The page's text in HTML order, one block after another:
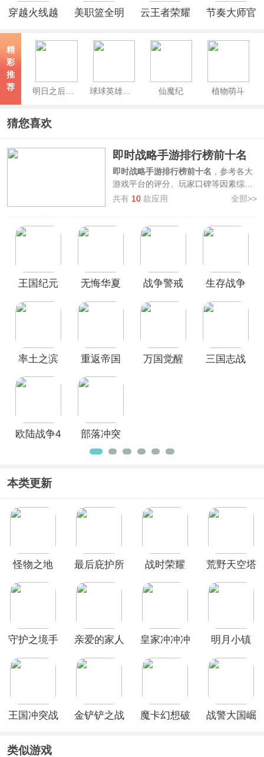
穿越火线越
美职篮全明
游
云王者荣耀
节奏大师官
精
彩
推
荐
明日之后官方正版 球球英雄官方版 仙魔纪 植物萌斗
猜您喜欢
即时战略手游排行榜前十名
即时战略手游排行榜前十名 ，参考各大
游戏平台的评分、玩家口碑等因素综合
整理制作而来，上榜的游戏有部落冲
国纪元、无悔华夏、战争警戒、生存战
即时战略手游具有高真实度的战争场
景、出色的策略平衡性。本榜单仅供参
时战略手游，如果对于该榜单您有更好
共有 10 款应用 全部>>
王国纪元
无悔华夏
战争警戒
生存战争
率土之滨
重返帝国
万国觉醒
三国志战
欧陆战争4
部落冲突
官方正版
本类更新
怪物之地
最后庇护所
战时荣耀
荒野天空塔
守护之境手
亲爱的家人
皇家冲冲冲
明月小镇
王国冲突战
版
金铲铲之战
魔卡幻想破
战警大国崛
类似游戏